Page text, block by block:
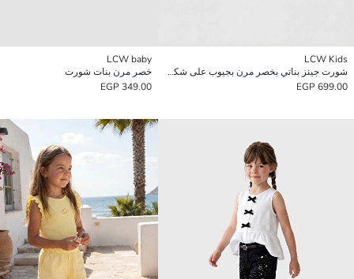
LCW Kids
شورت جينز بناتي بخصر مرن بجيوب على شكل قلب
699.00 EGP
LCW baby
خصر مرن بنات شورت
349.00 EGP